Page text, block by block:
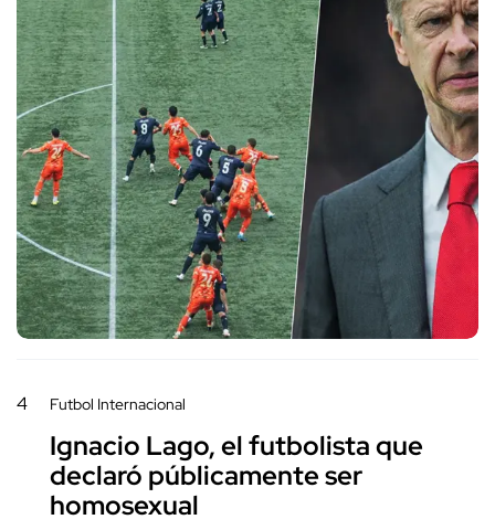
4 Futbol Internacional
Ignacio Lago, el futbolista que
declaró públicamente ser
homosexual